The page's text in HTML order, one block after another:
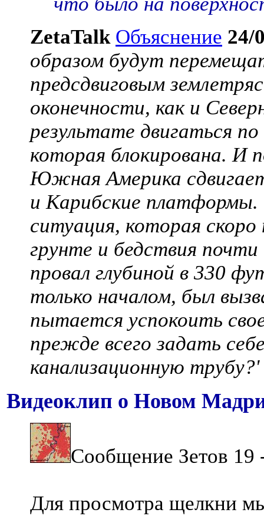
ZetaTalk Объяснение 24/
образом будут
предсдвиговым
оконечности, как и
результате двигаться
которая блокирована. И
Южная Америка
и Карибские платформы.
ситуация, которая
грунте и бедствия
провал глубиной в 330
только началом, был
пытается успокоить
прежде всего задать
канализационную трубу?'
Видеоклип о Новом
Сообщение Зетов
Для просмотра щелкни